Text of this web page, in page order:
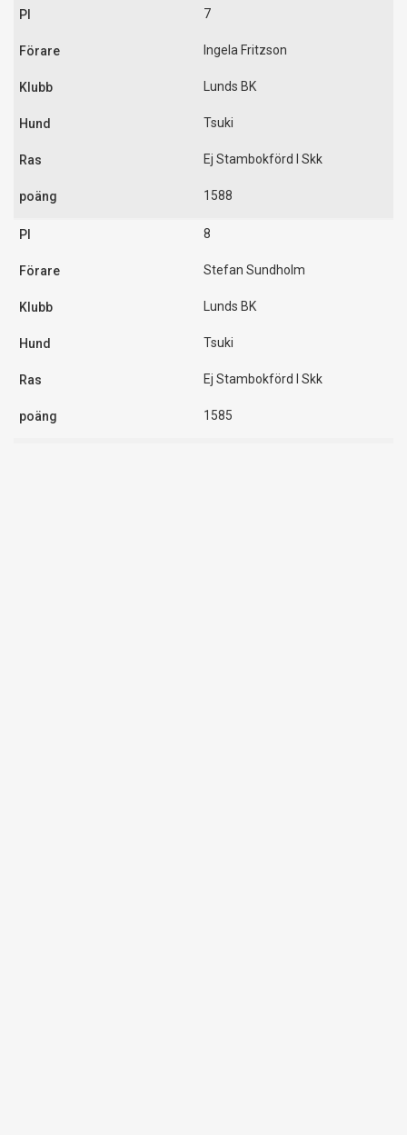
7
Ingela Fritzson
Lunds BK
Tsuki
Ej Stambokförd I Skk
1588
8
Stefan Sundholm
Lunds BK
Tsuki
Ej Stambokförd I Skk
1585